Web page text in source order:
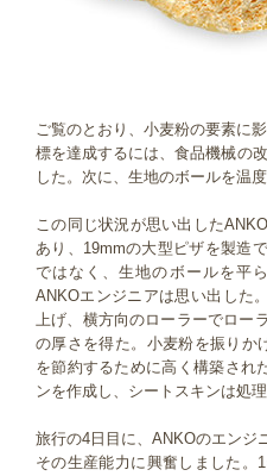
ご覧のとおり、小麦粉の要素に
標を達成するには、食品機械の
した。次に、生地のボールを温
この同じ状況が思い出した
あり、19mmの大型ピザを製造
ではなく、生地のボールを平
ANKOエンジニアは思い出した
上げ、横方向のローラーでロー
の厚さを得た。小麦粉を振りか
を節約するために高く構築され
ンを作成し、シートスキンは処
旅行の4日目に、ANKOのエンジ
その生産能力に興奮しました。